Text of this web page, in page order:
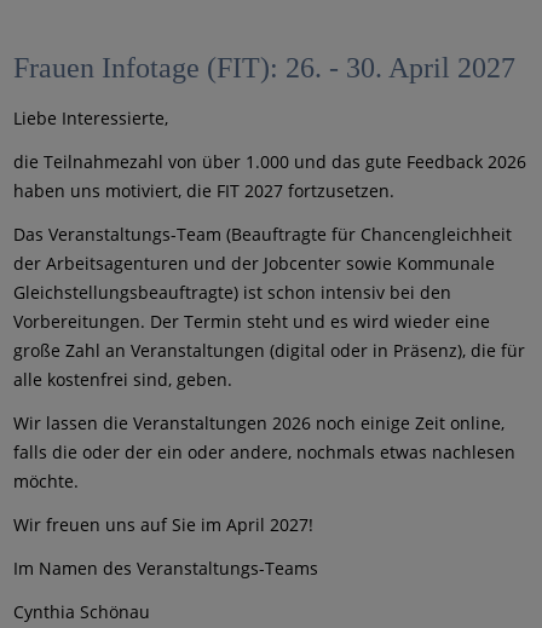
Frauen Infotage (FIT): 26. - 30. April 2027
Liebe Interessierte,
die Teilnahmezahl von über 1.000 und das gute Feedback 2026
haben uns motiviert, die FIT 2027 fortzusetzen.
Das Veranstaltungs-Team (Beauftragte für Chancengleichheit
der Arbeitsagenturen und der Jobcenter sowie Kommunale
Gleichstellungsbeauftragte) ist schon intensiv bei den
Vorbereitungen. Der Termin steht und es wird wieder eine
große Zahl an Veranstaltungen (digital oder in Präsenz), die für
alle kostenfrei sind, geben.
Wir lassen die Veranstaltungen 2026 noch einige Zeit online,
falls die oder der ein oder andere, nochmals etwas nachlesen
möchte.
Wir freuen uns auf Sie im April 2027!
Im Namen des Veranstaltungs-Teams
Cynthia Schönau